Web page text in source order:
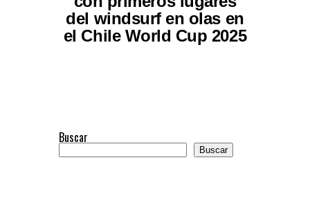
del windsurf en olas en
el Chile World Cup 2025
Buscar
Buscar